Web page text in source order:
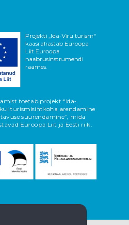
Projekti „Ida-Viru turism“
kaasrahastab Euroopa
Liit Euroopa
naabrusinstrumendi
raames.
toetab projekt “Ida-
turismisihtkoha arendamine
suurendamine”, mida
Euroopa Liit ja Eesti riik.